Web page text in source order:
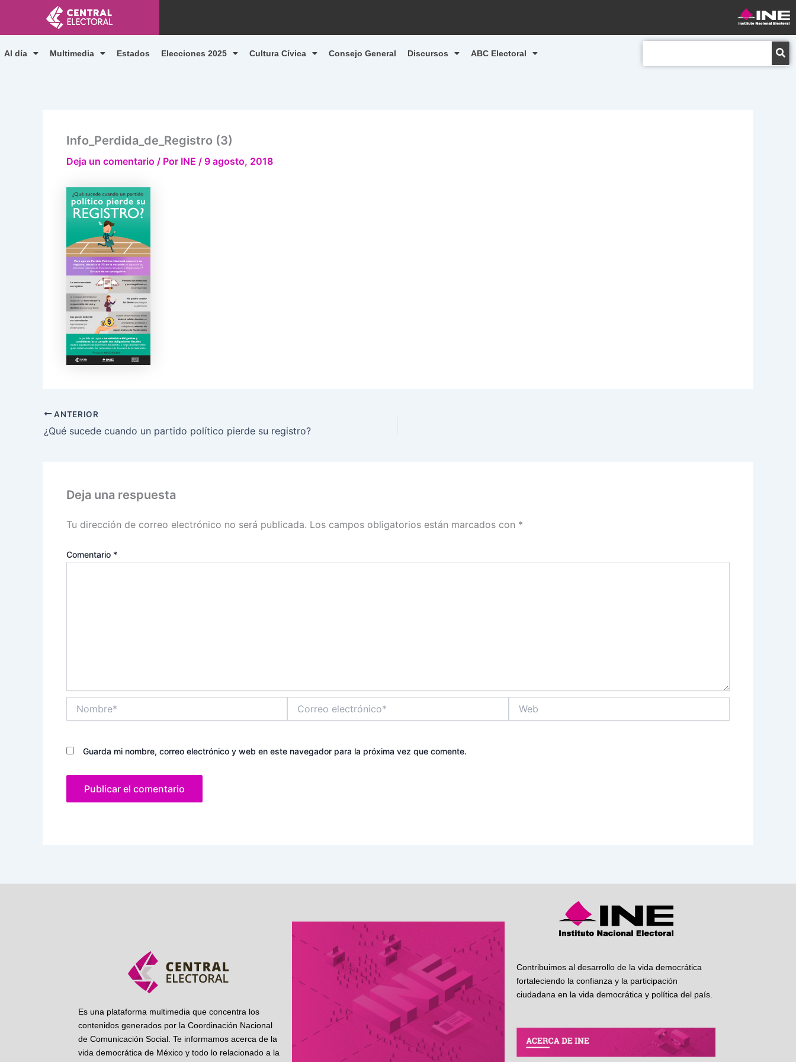
contenido
Al día Multimedia Estados Elecciones 2025 Cultura Cívica Consejo General Discursos ABC Electoral
Info_Perdida_de_Registro (3)
Deja un comentario / Por INE / 9 agosto, 2018
ANTERIOR
¿Qué sucede cuando un partido político pierde su registro?
Deja una respuesta
Tu dirección de correo electrónico no será publicada. Los campos obligatorios están marcados con *
Comentario *
electrónico*
Guarda mi nombre, correo electrónico y web en este navegador para la próxima vez que comente.
Es una plataforma multimedia que concentra los
contenidos generados por la Coordinación Nacional
de Comunicación Social. Te informamos acerca de la
vida democrática de México y todo lo relacionado a la
Contribuimos al desarrollo de la vida democrática
fortaleciendo la confianza y la participación
ciudadana en la vida democrática y política del país.